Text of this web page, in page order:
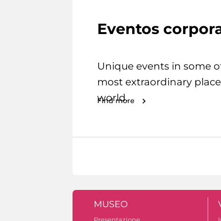
Eventos
Unique events in some
most extraordinary
world.
Find more
MUSEO